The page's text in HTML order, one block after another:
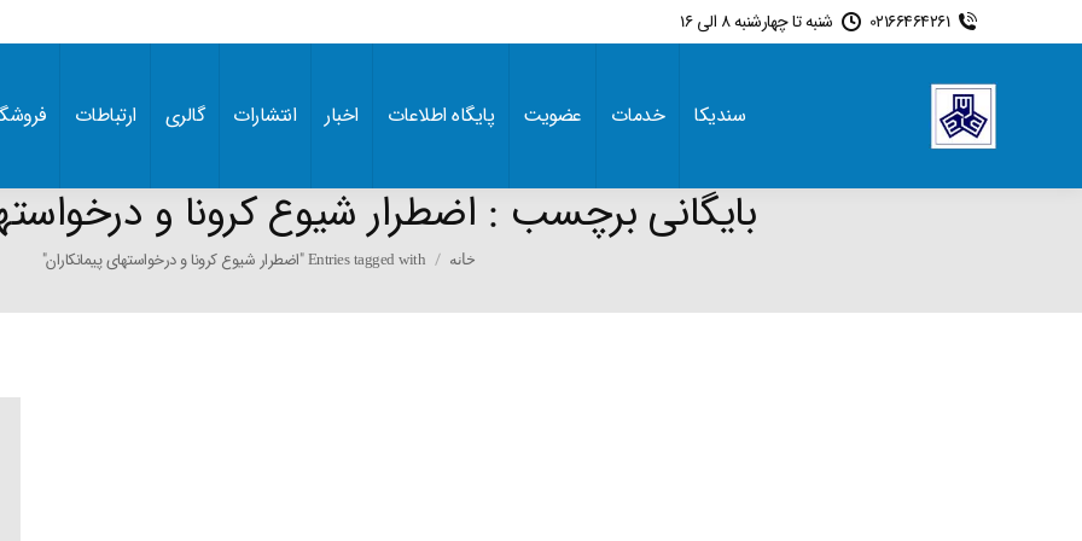
02166464261 شنبه تا چهارشنبه 8 الی 16
سندیکا خدمات عضویت پایگاه اطلاعات اخبار انتشارات گالری ارتباطات
بایگانی برچسب : اضطرار شیوع کرونا و
You are here:
خانه Entries tagged with "اضطرار شیوع کرونا و درخواستهای پیمانکاران"